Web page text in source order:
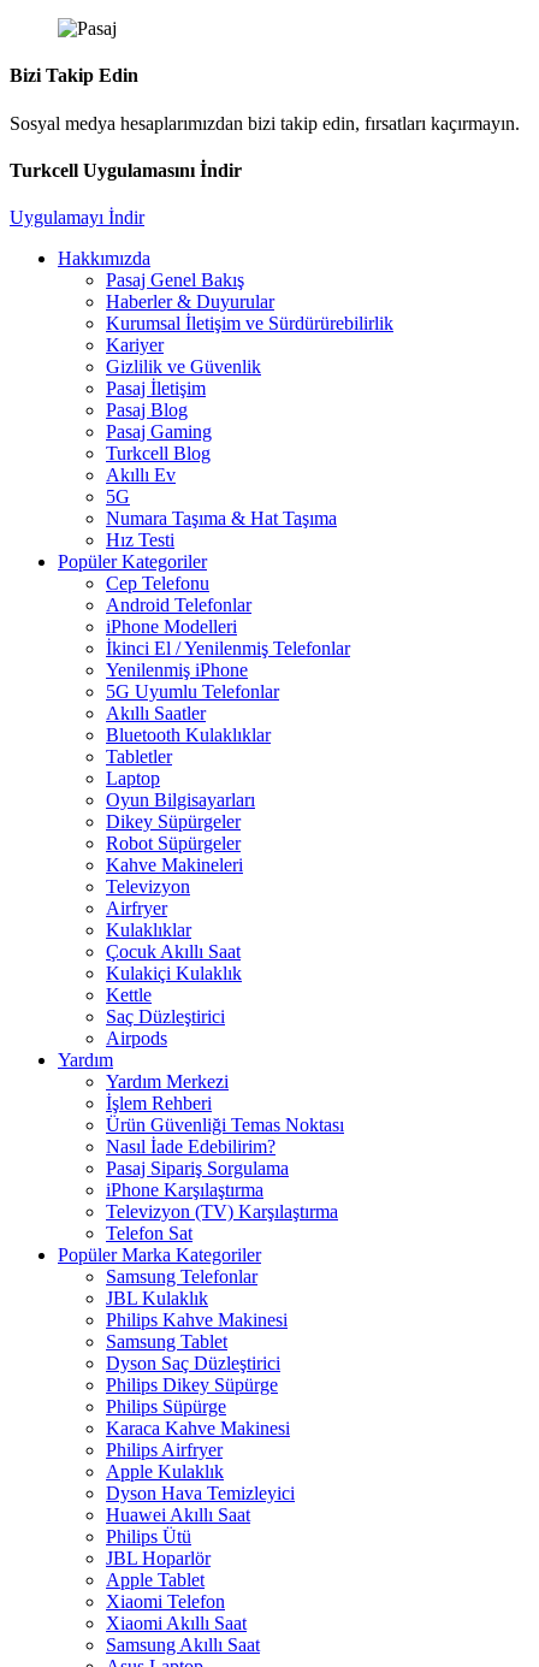
Bizi Takip Edin
Sosyal medya hesaplarımızdan bizi takip edin, fırsatları kaçırmayın.
Turkcell Uygulamasını İndir
Uygulamayı İndir
Hakkımızda
Pasaj Genel Bakış
Haberler & Duyurular
Kurumsal İletişim ve Sürdürürebilirlik
Kariyer
Gizlilik ve Güvenlik
Pasaj İletişim
Pasaj Blog
Pasaj Gaming
Turkcell Blog
Akıllı Ev
5G
Numara Taşıma & Hat Taşıma
Hız Testi
Popüler Kategoriler
Cep Telefonu
Android Telefonlar
iPhone Modelleri
İkinci El / Yenilenmiş Telefonlar
Yenilenmiş iPhone
5G Uyumlu Telefonlar
Akıllı Saatler
Bluetooth Kulaklıklar
Tabletler
Laptop
Oyun Bilgisayarları
Dikey Süpürgeler
Robot Süpürgeler
Kahve Makineleri
Televizyon
Airfryer
Kulaklıklar
Çocuk Akıllı Saat
Kulakiçi Kulaklık
Kettle
Saç Düzleştirici
Airpods
Yardım
Yardım Merkezi
İşlem Rehberi
Ürün Güvenliği Temas Noktası
Nasıl İade Edebilirim?
Pasaj Sipariş Sorgulama
iPhone Karşılaştırma
Televizyon (TV) Karşılaştırma
Telefon Sat
Popüler Marka Kategoriler
Samsung Telefonlar
JBL Kulaklık
Philips Kahve Makinesi
Samsung Tablet
Dyson Saç Düzleştirici
Philips Dikey Süpürge
Philips Süpürge
Karaca Kahve Makinesi
Philips Airfryer
Apple Kulaklık
Dyson Hava Temizleyici
Huawei Akıllı Saat
Philips Ütü
JBL Hoparlör
Apple Tablet
Xiaomi Telefon
Xiaomi Akıllı Saat
Samsung Akıllı Saat